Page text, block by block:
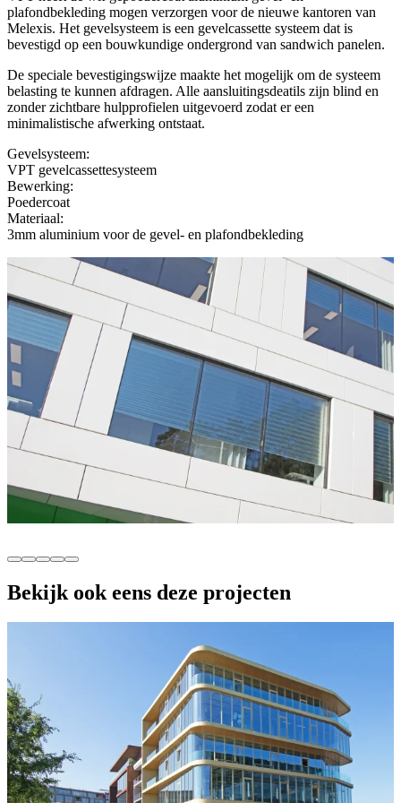
plafondbekleding mogen verzorgen voor de nieuwe kantoren van
Melexis. Het gevelsysteem is een gevelcassette systeem dat is
bevestigd op een bouwkundige ondergrond van sandwich panelen.
De speciale bevestigingswijze maakte het mogelijk om de systeem
belasting te kunnen afdragen. Alle aansluitingsdeatils zijn blind en
zonder zichtbare hulpprofielen uitgevoerd zodat er een
minimalistische afwerking ontstaat.
Gevelsysteem:
VPT gevelcassettesysteem
Bewerking:
Poedercoat
Materiaal:
3mm aluminium voor de gevel- en plafondbekleding
Bekijk ook eens deze projecten